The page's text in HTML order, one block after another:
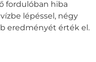
fordulóban hiba
lépéssel, négy
eredményét érték el.